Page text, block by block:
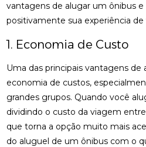
vantagens de alugar um ônibus
positivamente sua experiência de
1. Economia de Custo
Uma das principais vantagens de
economia de custos,
grandes grupos. Quando você
dividindo o custo da viagem
que torna a opção muito mais
do aluguel de um ônibus com o